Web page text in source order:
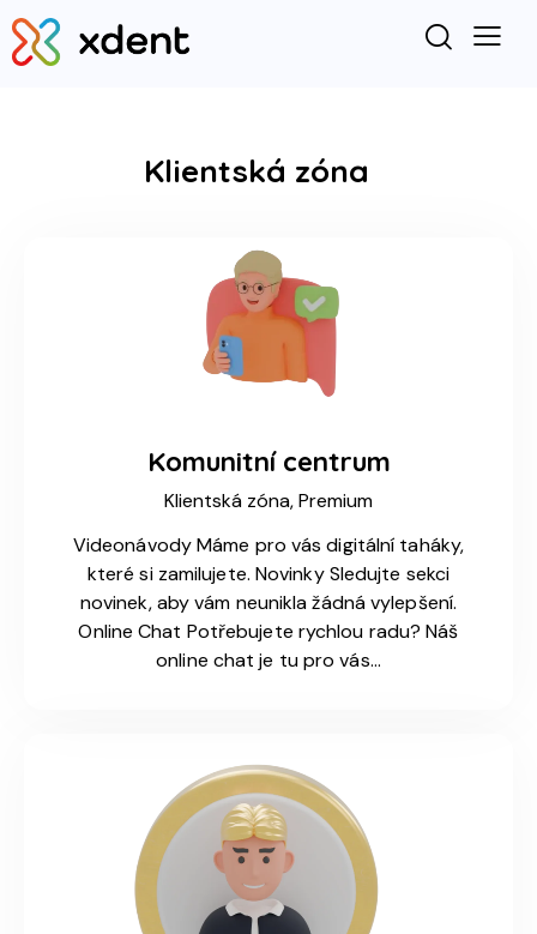
Klientská zóna
Komunitní centrum
Klientská zóna,Premium
Videonávody Máme pro vás digitální taháky,
které si zamilujete. Novinky Sledujte sekci
novinek, aby vám neunikla žádná vylepšení.
Online Chat Potřebujete rychlou radu? Náš
online chat je tu pro vás…